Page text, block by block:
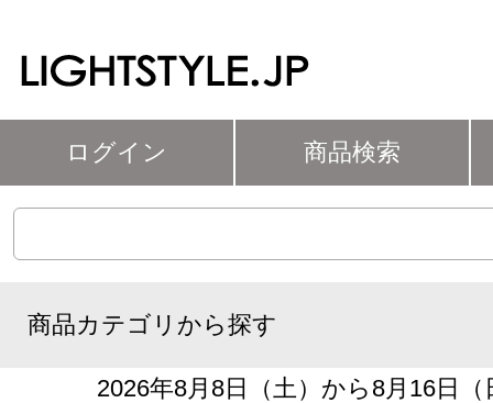
ログイン 商品検索
商品カテゴリから探す
2026年8月8日（土）から8月16日